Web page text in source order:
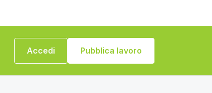
Accedi Pubblica lavoro